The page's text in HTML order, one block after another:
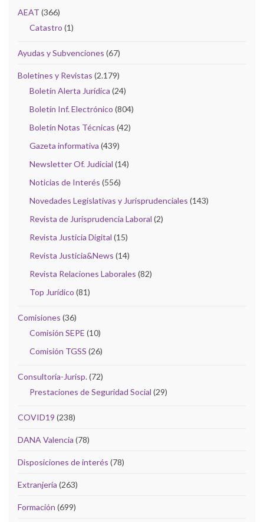
AEAT (366)
Catastro (1)
Ayudas y Subvenciones (67)
Boletines y Revistas (2.179)
Boletín Alerta Jurídica (24)
Boletín Inf. Electrónico (804)
Boletín Notas Técnicas (42)
Gazeta informativa (439)
Newsletter Of. Judicial (14)
Noticias de Interés (556)
Novedades Legislativas y Jurisprudenciales (143)
Revista de Jurisprudencia Laboral (2)
Revista Justicia Digital (15)
Revista Justicia&News (14)
Revista Relaciones Laborales (82)
Top Jurídico (81)
Comisiones (36)
Comisión SEPE (10)
Comisión TGSS (26)
Consultoría-Jurisp.(72)
Prestaciones de Seguridad Social (29)
COVID19 (238)
DANA Valencia (78)
Disposiciones de interés (78)
Extranjería (263)
Formación (699)